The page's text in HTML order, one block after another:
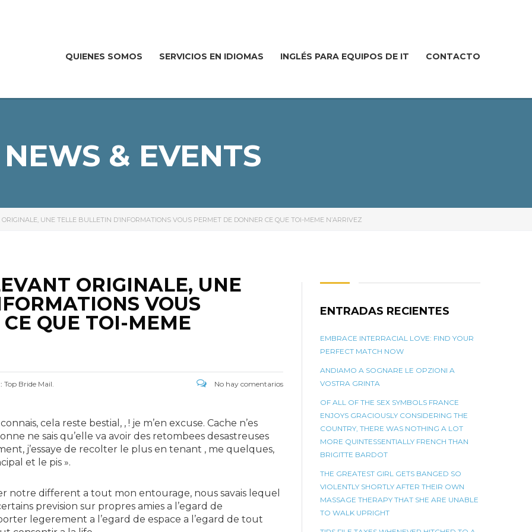
QUIENES SOMOS SERVICIOS EN IDIOMAS INGLÉS PARA EQUIPOS DE IT CONTACTO
NEWS & EVENTS
UNE TELLE BULLETIN D’INFORMATIONS VOUS PERMET DE DONNER CE QUE TOI-MEME N’ARRIVEZ
ORIGINALE, UNE
VOUS
QUE TOI-MEME
Top Bride Mail. No hay comentarios
cela reste bestial, , ! je m’en excuse. Cache n’es
ne sais qu’elle va avoir des retombees desastreuses
j’essaye de recolter le plus en tenant , me quelques,
et le pis ».
notre different a tout mon entourage, nous savais lequel
prevision sur propres amies a l’egard de
legerement a l’egard de espace a l’egard de tout
ENTRADAS RECIENTES
EMBRACE INTERRACIAL LOVE: FIND YOUR
PERFECT MATCH NOW
ANDIAMO A SOGNARE LE OPZIONI A
VOSTRA GRINTA
OF ALL OF THE SEX SYMBOLS FRANCE
ENJOYS GRACIOUSLY CONSIDERING THE
COUNTRY, THERE WAS NOTHING A LOT
MORE QUINTESSENTIALLY FRENCH THAN
BRIGITTE BARDOT
THE GREATEST GIRL GETS BANGED SO
VIOLENTLY SHORTLY AFTER THEIR OWN
MASSAGE THERAPY THAT SHE ARE UNABLE
TO WALK UPRIGHT